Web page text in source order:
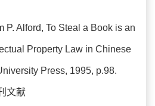
P. Alford, To Steal a Book is an
Property Law in Chinese
Press, 1995, p.98.
文献